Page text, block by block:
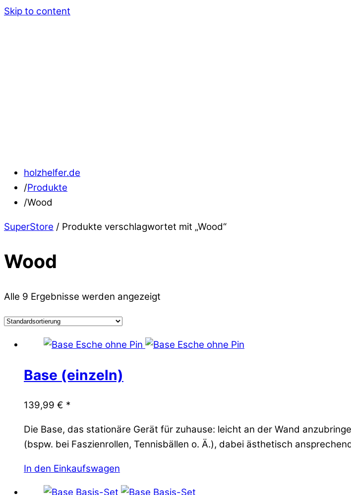
Skip to content
holzhelfer.de
/Produkte
/Wood
SuperStore / Produkte verschlagwortet mit „Wood“
Wood
Alle 9 Ergebnisse werden angezeigt
Base (einzeln)
139,99 € *
Die Base, das stationäre Gerät für zuhause: leicht an der Wand
(bspw. bei Faszienrollen, Tennisbällen o. Ä.), dabei ästhetisch
In den Einkaufswagen